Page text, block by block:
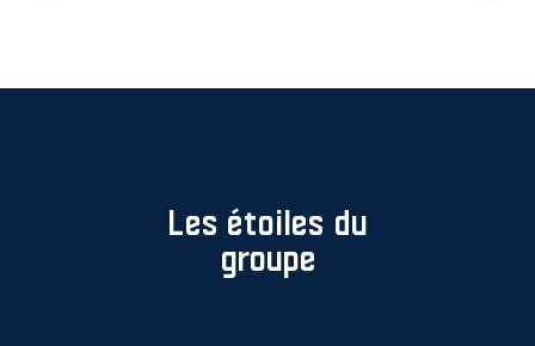
Les étoiles du
groupe